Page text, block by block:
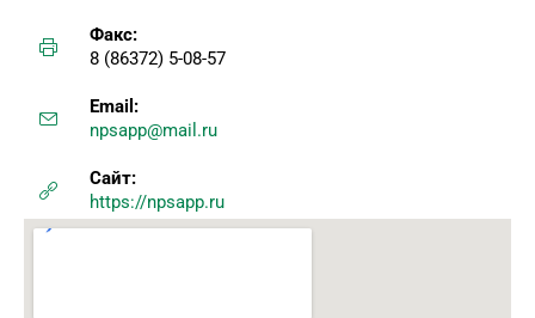
Факс:
8 (86372) 5-08-57
Email:
npsapp@mail.ru
Сайт:
https://npsapp.ru